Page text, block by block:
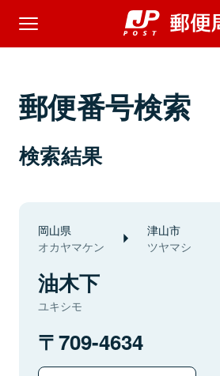
郵便番号検索
検索結果
岡山県
オカヤマケン
津山市
ツヤマシ
油木下
ユキシモ
709-4634